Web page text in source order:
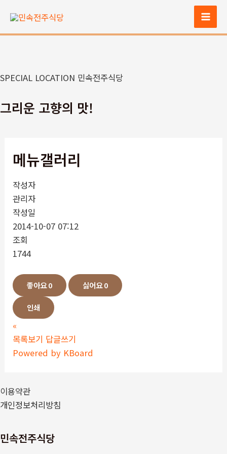
츠
너
기
Main
SPECIAL LOCATION 민속전주식당
그리운 고향의 맛!
메뉴갤러리
작성자
관리자
작성일
2014-10-07 07:12
조회
1744
좋아요0 싫어요0
인쇄
«
목록보기 답글쓰기
Powered by KBoard
이용약관
개인정보처리방침
민속전주식당